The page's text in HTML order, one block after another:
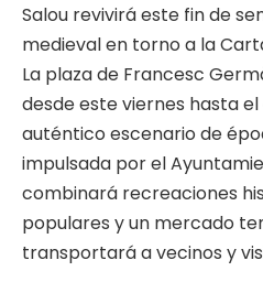
Salou revivirá este fin de
medieval en torno a la
La plaza de Francesc
desde este viernes hasta
auténtico escenario de
impulsada por el
combinará recreaciones
populares y un mercado
transportará a vecinos y